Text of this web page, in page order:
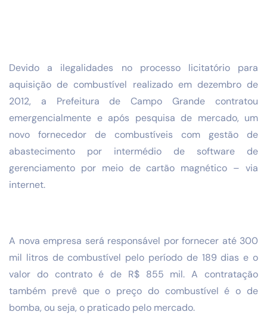
Devido a ilegalidades no processo licitatório para
aquisição de combustível realizado em dezembro de
2012, a Prefeitura de Campo Grande contratou
emergencialmente e após pesquisa de mercado, um
novo fornecedor de combustíveis com gestão de
abastecimento por intermédio de software de
gerenciamento por meio de cartão magnético – via
internet.
A nova empresa será responsável por fornecer até 300
mil litros de combustível pelo período de 189 dias e o
valor do contrato é de R$ 855 mil. A contratação
também prevê que o preço do combustível é o de
bomba, ou seja, o praticado pelo mercado.